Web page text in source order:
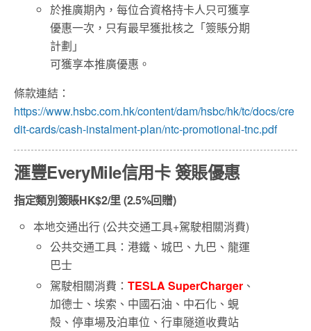
於推廣期內，每位合資格持卡人只可獲享
優惠一次，只有最早獲批核之「簽賬分期
計劃」
可獲享本推廣優惠。
條款連結：
https://www.hsbc.com.hk/content/dam/hsbc/hk/tc/docs/cre
dit-cards/cash-instalment-plan/ntc-promotional-tnc.pdf
滙豐EveryMile信用卡 簽賬優惠
指定類別簽賬HK$2/里 (2.5%回贈)
本地交通出行 (公共交通工具+駕駛相關消費)
公共交通工具：港鐵、城巴、九巴、龍運
巴士
駕駛相關消費：TESLA SuperCharger 、
加德士、埃索、中國石油、中石化、蜆
殻、停車場及泊車位、行車隧道收費站